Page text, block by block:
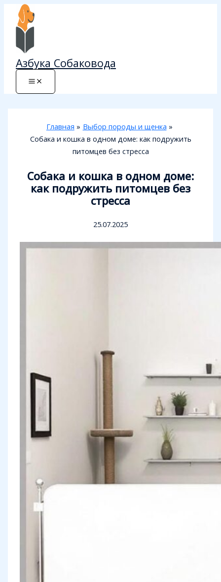
Перейти
содержимому
Азбука Собаковода
Главная
Выбор породы и щенка
Собака и кошка в одном доме: как подружить
питомцев без стресса
Собака и кошка в одном доме:
как подружить питомцев без
стресса
25.07.2025